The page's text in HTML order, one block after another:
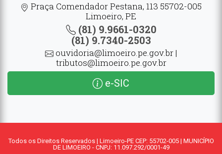
Praça Comendador Pestana, 113 55702-005
Limoeiro, PE
(81) 9.9661-0320
(81) 9.7340-2503
ouvidoria@limoeiro.pe.gov.br |
tributos@limoeiro.pe.gov.br
e-SIC
Todos os Direitos Reservados | Limoeiro-PE CEP: 55702-005 | MUNICÍPIO
DE LIMOEIRO - CNPJ: 11.097.292/0001-49